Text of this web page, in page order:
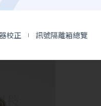
校正 訊號隔離箱總覽